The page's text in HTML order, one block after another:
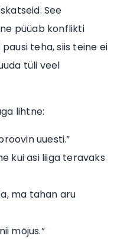
See
püüab konflikti
teha, siis teine ei
tüli veel
lihtne:
uuesti.”
kui asi liiga teravaks
ma tahan aru
mõjus.”